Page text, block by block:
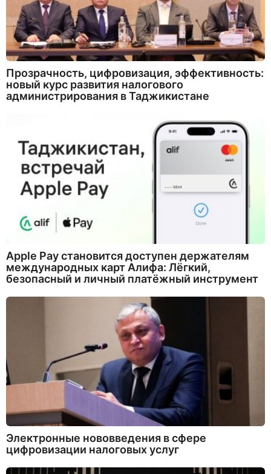
Прозрачность, цифровизация, эффективность:
новый курс развития налогового
администрирования в Таджикистане
Apple Pay становится доступен держателям
международных карт Алифа: Лёгкий,
безопасный и личный платёжный инструмент
Электронные нововведения в сфере
цифровизации налоговых услуг